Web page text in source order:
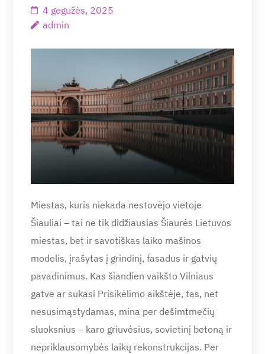
4 gegužės, 2025
admin
Miestas, kuris niekada nestovėjo vietoje
Šiauliai – tai ne tik didžiausias Šiaurės Lietuvos
miestas, bet ir savotiškas laiko mašinos
modelis, įrašytas į grindinį, fasadus ir gatvių
pavadinimus. Kas šiandien vaikšto Vilniaus
gatve ar sukasi Prisikėlimo aikštėje, tas, net
nesusimąstydamas, mina per dešimtmečių
sluoksnius – karo griuvėsius, sovietinį betoną ir
nepriklausomybės laikų rekonstrukcijas. Per